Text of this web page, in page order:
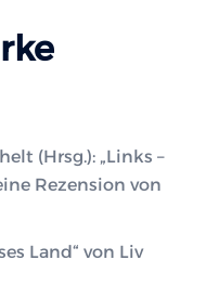
(Hrsg.): „Links –
Rezension von
Land“ von Liv